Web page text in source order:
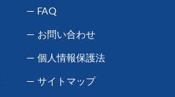
FAQ
お問い合わせ
個人情報保護法
サイトマップ